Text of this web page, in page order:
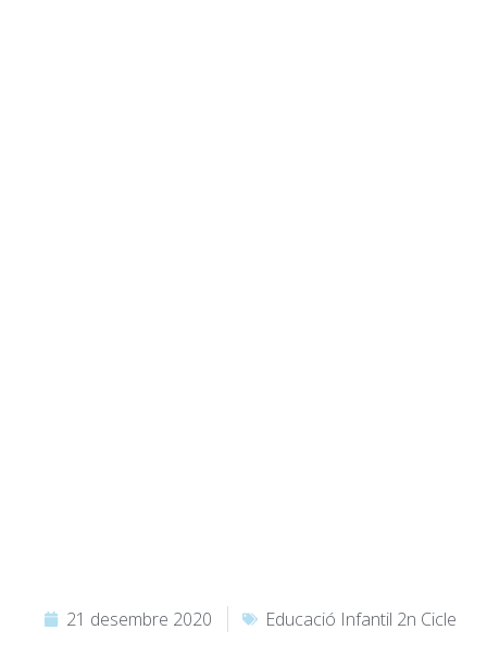
21 desembre 2020 Educació Infantil 2n Cicle